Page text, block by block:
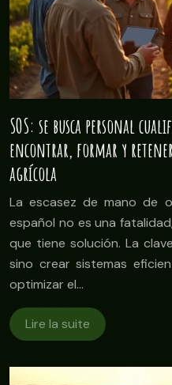
SOS: se busca personal
encontrar, formar y
agrícola
La escasez de mano de
español no es una
que tiene solución. La
sino crear sistemas
optimizar el…
Lire la suite